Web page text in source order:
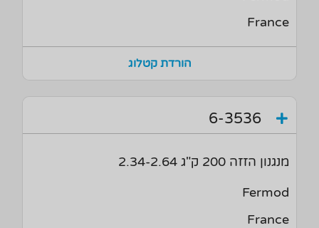
France
הורדת קטלוג
6-3536
מנגנון הזזה 200 ק"ג 2.34-2.64
Fermod
France